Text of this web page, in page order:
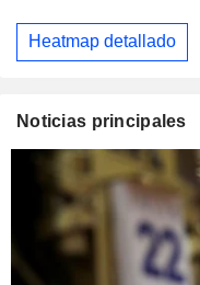
Heatmap detallado
Noticias principales